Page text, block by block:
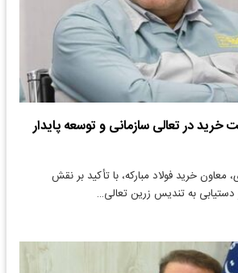
در تعالی سازمانی و توسعه پایدار
معاون خرید فولاد مبارکه، با تأکید بر نقش
به تندیس زرین تعالی…